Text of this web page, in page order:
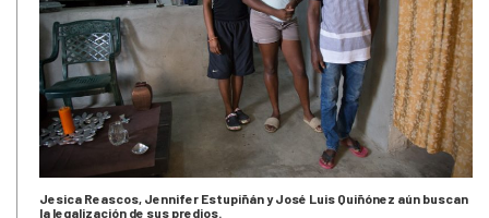
Jesica Reascos, Jennifer Estupiñán y José Luis Quiñónez aún buscan
la legalización de sus predios.